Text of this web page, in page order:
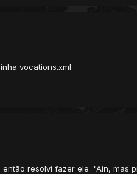
vocations.xml
resolvi fazer ele. "Ain, mas